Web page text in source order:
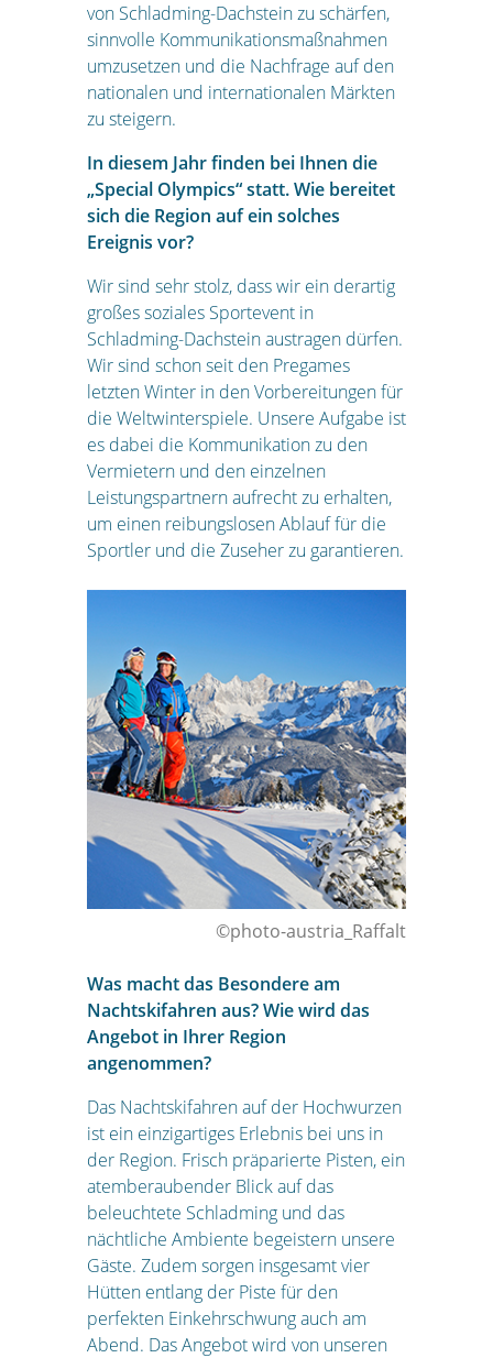
von Schladming-Dachstein zu schärfen,
sinnvolle Kommunikationsmaßnahmen
umzusetzen und die Nachfrage auf den
nationalen und internationalen Märkten
zu steigern.
In diesem Jahr finden bei Ihnen die
„Special Olympics“ statt. Wie bereitet
sich die Region auf ein solches
Ereignis vor?
Wir sind sehr stolz, dass wir ein derartig
großes soziales Sportevent in
Schladming-Dachstein austragen dürfen.
Wir sind schon seit den Pregames
letzten Winter in den Vorbereitungen für
die Weltwinterspiele. Unsere Aufgabe ist
es dabei die Kommunikation zu den
Vermietern und den einzelnen
Leistungspartnern aufrecht zu erhalten,
um einen reibungslosen Ablauf für die
Sportler und die Zuseher zu garantieren.
©photo-austria_Raffalt
Was macht das Besondere am
Nachtskifahren aus? Wie wird das
Angebot in Ihrer Region
angenommen?
Das Nachtskifahren auf der Hochwurzen
ist ein einzigartiges Erlebnis bei uns in
der Region. Frisch präparierte Pisten, ein
atemberaubender Blick auf das
beleuchtete Schladming und das
nächtliche Ambiente begeistern unsere
Gäste. Zudem sorgen insgesamt vier
Hütten entlang der Piste für den
perfekten Einkehrschwung auch am
Abend. Das Angebot wird von unseren